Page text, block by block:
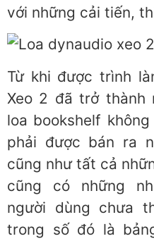
với những cải tiến,
Từ khi được trình
Xeo 2 đã trở thành
loa bookshelf
phải được bán ra
cũng như tất cả
cũng có những
người dùng chưa
trong số đó là